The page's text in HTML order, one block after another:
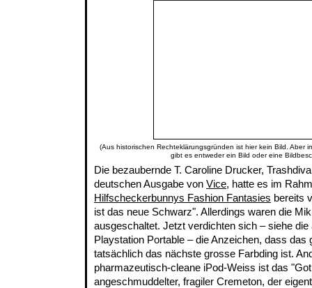
(Aus historischen Rechteklärungsgründen ist hier kein Bild. Aber
gibt es entweder ein Bild oder eine
Die bezaubernde T. Caroline Drucker,
deutschen Ausgabe von Vice, hatte es im
Hilfscheckerbunnys Fashion Fantasies bereits
ist das neue Schwarz". Allerdings waren die
ausgeschaltet. Jetzt verdichten sich – siehe die
Playstation Portable – die Anzeichen, dass das
tatsächlich das nächste grosse Farbding ist.
pharmazeutisch-cleane iPod-Weiss ist das
angeschmuddelter, fragiler Cremeton, der